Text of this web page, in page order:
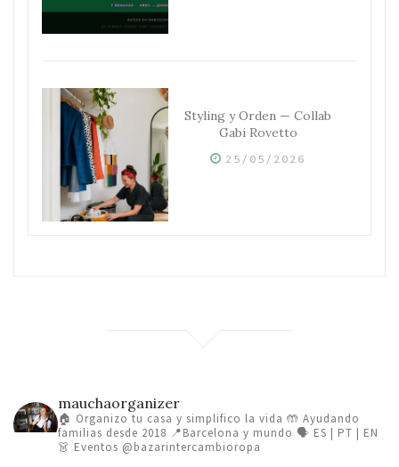
Styling y Orden — Collab
Gabi Rovetto
25/05/2026
mauchaorganizer
🏠 Organizo tu casa y simplifico la vida 🤲 Ayudando
familias desde 2018 📍Barcelona y mundo 🗣️ ES | PT | EN
👗 Eventos @bazarintercambioropa